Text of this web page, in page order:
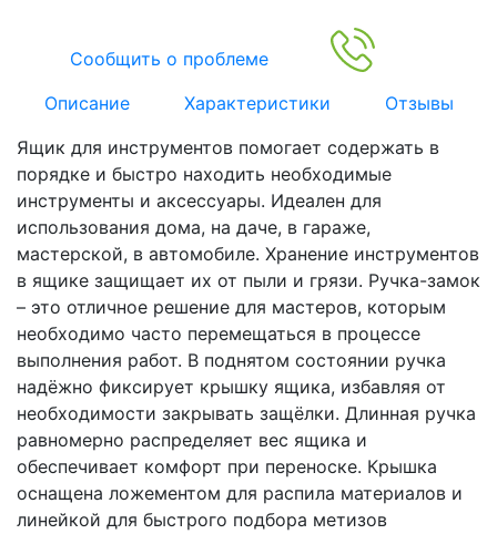
Сообщить о проблеме
Описание
Характеристики
Отзывы
Ящик для инструментов помогает содержать в
порядке и быстро находить необходимые
инструменты и аксессуары. Идеален для
использования дома, на даче, в гараже,
мастерской, в автомобиле. Хранение инструментов
в ящике защищает их от пыли и грязи. Ручка-замок
– это отличное решение для мастеров, которым
необходимо часто перемещаться в процессе
выполнения работ. В поднятом состоянии ручка
надёжно фиксирует крышку ящика, избавляя от
необходимости закрывать защёлки. Длинная ручка
равномерно распределяет вес ящика и
обеспечивает комфорт при переноске. Крышка
оснащена ложементом для распила материалов и
линейкой для быстрого подбора метизов